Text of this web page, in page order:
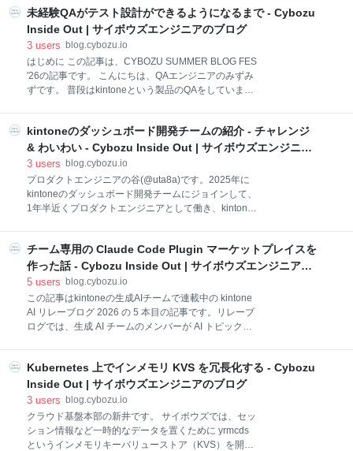
す。 概要 Necoの基盤では、データセンター上にある
サーバーを用いてKubernetesクラスタを構築していま
す。 (詳細については以前の記事をご覧ください。)
Linux(以下Flatcar)を使用しています。 このFlatcarを
あるバージョンにアップデートした際に一部のPodの
動作が不安定になるという事象が発生しました。 調査
未経験QAがテスト設計ができるようになるまで - Cybozu
Inside Out | サイボウズエンジニアのブログ
3 users blog.cybozu.io
はじめに この記事は、CYBOZU SUMMER BLOG FES
'26の記事です。 こんにちは、QAエンジニアのみずみ
ずです。 普段はkintoneという製品のQAをしていま
スキルとしてもスクールに通ったことがある程度のも
のでした。 この記事では未経験QAがテスト設計がで
きるようになるまでにやったことを書こうと思いま
す。 テスト設計ができない！😭という1年目の私のよ
うな人の参考になれば幸いです。 はじめに 配属直後
同じ質問は2回しない テスト仕様書を作成 情報を探す
を言語化する 再現性を意識して質問する 設計に時間が
かかりすぎる 時間がかかったタスクは先輩に相談する
着手・完了
kintoneのダッシュボード開発チームの紹介 - チャレンジ
& わいわい - Cybozu Inside Out | サイボウズエンジニア
のブログ
3 users blog.cybozu.io
プロダクトエンジニアの谷(@uta8a)です。2025年に
kintoneのダッシュボード開発チームにジョインして、
1年半近くプロダクトエンジニアとして働き、kintone
す！ kintoneを、もっと安心して大規模に活用してい
くために必要なこと kintoneは、様々な業務システム
が作れる業務改善プラットフォームです。 現在42,000
社(執筆時点)に使われているkintoneは、多様な業務を
支えています。しかし、大規模利用に伴い足りない部
分も出てきました。 アプリの操作が重いという問い合
からない こうした大規模利用に伴う不安への対応や、
もっとkintoneの利用を拡大していくための後押
チーム専用の Claude Code Plugin マーケットプレイスを
作った話 - Cybozu Inside Out | サイボウズエンジニアの
ブログ
5 users blog.cybozu.io
この記事はkintoneの生成AIチームで連載中の kintone
AI リレーブログ 2026 の 5 本目の記事です。リレーブ
ログでは、生成 AI チームのメンバーが AI トピックに
発・運用を担当している齋藤です。 日頃 AI 機能やそ
の基盤の開発・運用などの業務に取り組んでいる私た
ちですが、 今回は私たちが AI をどのように活用して
いるのかという話の一つとして、 チーム専用の
Claude Code の Plugin マーケットプレイス を作った
話を紹介します。 Claude Code の導入と「配布」の
Kubernetes 上でインメモリ KVS を冗長化する - Cybozu
Inside Out | サイボウズエンジニアのブログ
3 users blog.cybozu.io
クラウド基盤本部の新井です。 サイボウズでは、セッ
ション情報など一時的なデータを置くために yrmcds
というインメモリキーバリューストア（KVS）を開発